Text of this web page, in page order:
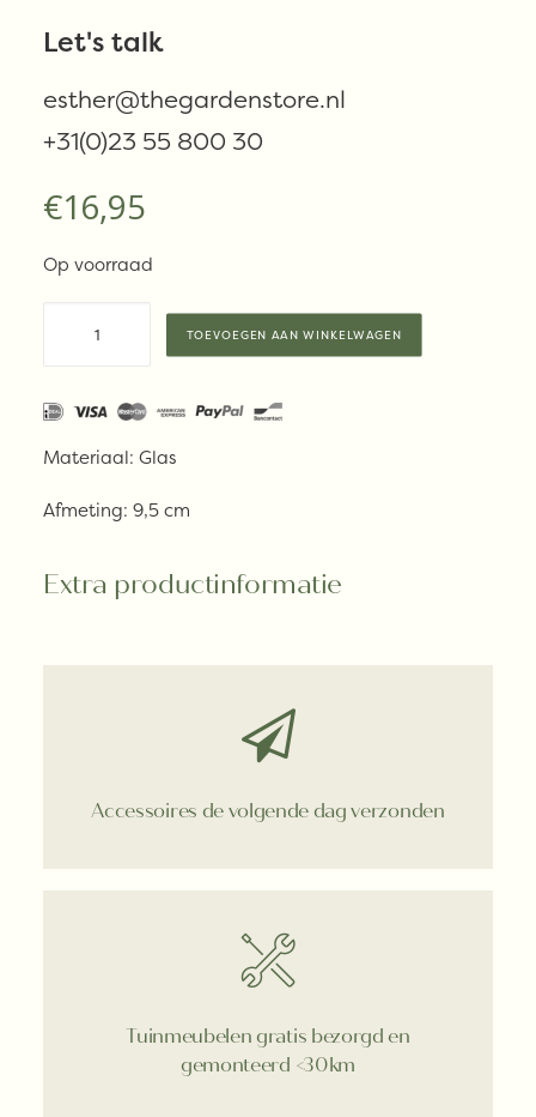
Let's talk
esther@thegardenstore.nl
+31(0)23 55 800 30
padel racket
H9.5cm
€16,95
Op voorraad
Ornament
opal
pink
padel
aantal
TOEVOEGEN AAN WINKELWAGEN
Materiaal: Glas
Afmeting: 9,5 cm
Extra productinformatie
Accessoires de volgende dag verzonden
Tuinmeubelen gratis bezorgd en
gemonteerd <30km